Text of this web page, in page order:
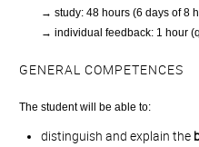
→ study: 48 hours (6 days of 8
→ individual feedback: 1 hour
GENERAL COMPETENCES
The student will be able to:
distinguish and explain the